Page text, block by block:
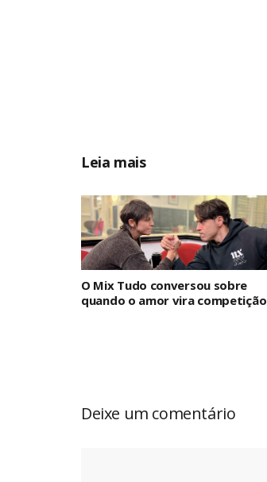
Leia mais
O Mix Tudo conversou sobre
quando o amor vira competição
Deixe um comentário